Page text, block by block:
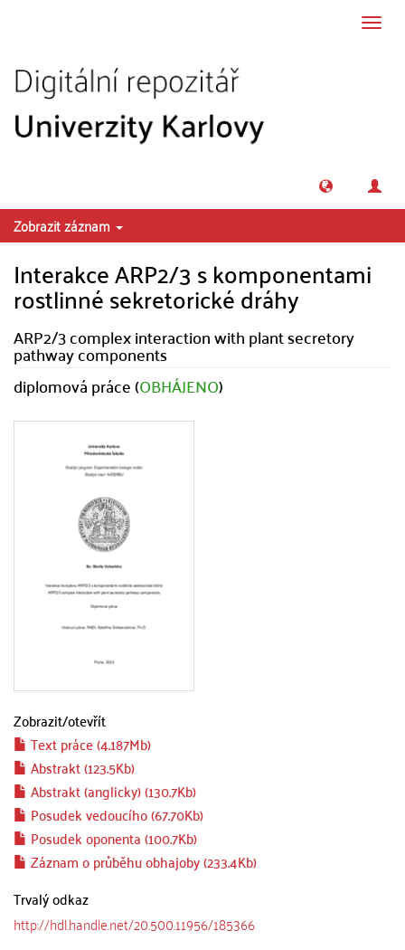
Zobrazit záznam
Interakce ARP2/3 s komponentami
rostlinné sekretorické dráhy
ARP2/3 complex interaction with plant secretory
pathway components
diplomová práce (OBHÁJENO)
Zobrazit/otevřít
Text práce (4.187Mb)
Abstrakt (123.5Kb)
Abstrakt (anglicky) (130.7Kb)
Posudek vedoucího (67.70Kb)
Posudek oponenta (100.7Kb)
Záznam o průběhu obhajoby (233.4Kb)
Trvalý odkaz
http://hdl.handle.net/20.500.11956/185366